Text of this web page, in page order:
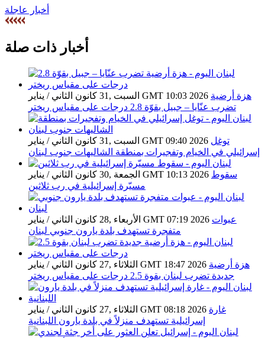
أخبار عاجلة
أخبار ذات صلة
السبت ,31 كانون الثاني / يناير GMT 10:03 2026 هزة أرضية
تضرب عنّايا – جبيل بقوّة 2.8 درجات على مقياس ريختر
السبت ,31 كانون الثاني / يناير GMT 09:40 2026 توغل
إسرائيلي في الخيام وتفجيرات بمنطقة الشاليهات جنوب لبنان
الجمعة ,30 كانون الثاني / يناير GMT 10:13 2026 سقوط
مسيّرة إسرائيلية في رب ثلاثين
الأربعاء ,28 كانون الثاني / يناير GMT 07:19 2026 عبوات
متفجرة تستهدف بلدة يارون جنوبي لبنان
الثلاثاء ,27 كانون الثاني / يناير GMT 18:47 2026 هزة أرضية
جديدة تضرب لبنان بقوة 2.5 درجات على مقياس ريختر
الثلاثاء ,27 كانون الثاني / يناير GMT 08:18 2026 غارة
إسرائيلية تستهدف منزلاً في بلدة يارون اللبنانية